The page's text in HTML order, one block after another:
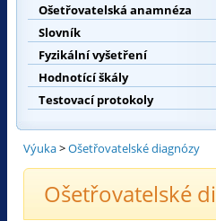
Ošetřovatelská anamnéza
Slovník
Fyzikální vyšetření
Hodnotící škály
Testovací protokoly
Výuka>Ošetřovatelské diagnózy
Ošetřovatelské